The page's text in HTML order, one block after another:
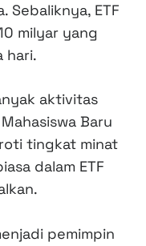
Sebaliknya, ETF
milyar yang
hari.
aktivitas
Baru
tingkat minat
dalam ETF
pemimpin